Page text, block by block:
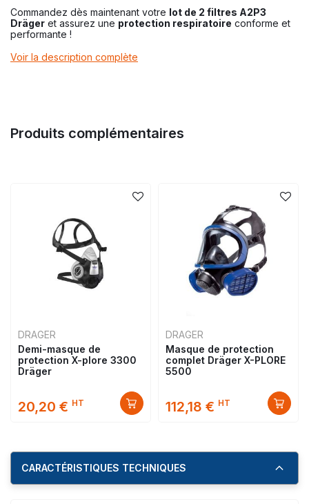
Commandez dès maintenant votre lot de 2 filtres A2P3
Dräger et assurez une protection respiratoire conforme et
performante !
Voir la description complète
Produits complémentaires
DRAGER
Demi-masque de
protection X-plore 3300
Dräger
20,20 € HT
DRAGER
Masque de protection
complet Dräger X-PLORE
5500
112,18 € HT
CARACTÉRISTIQUES TECHNIQUES